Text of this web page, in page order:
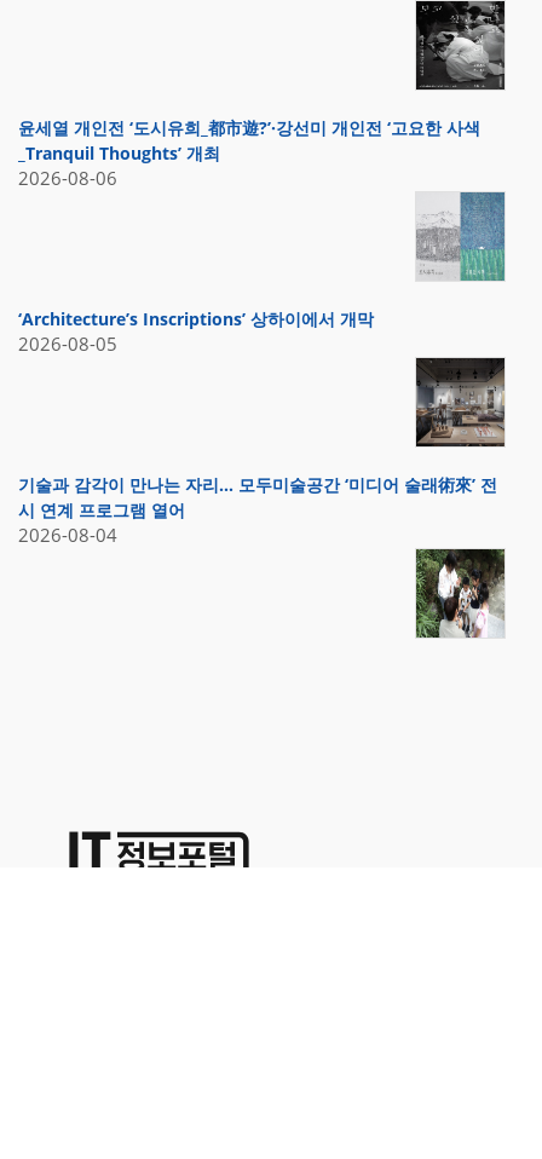
윤세열 개인전 ‘도시유희_都市遊?’·강선미 개인전 ‘고요한 사색
_Tranquil Thoughts’ 개최
2026-08-06
‘Architecture’s Inscriptions’ 상하이에서 개막
2026-08-05
기술과 감각이 만나는 자리… 모두미술공간 ‘미디어 술래術來’ 전
시 연계 프로그램 열어
2026-08-04